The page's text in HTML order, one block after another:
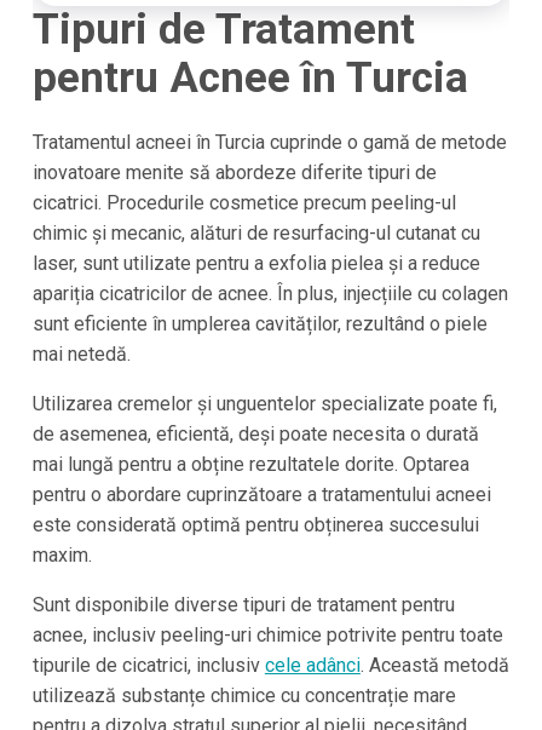
Tipuri de Tratament
pentru Acnee în Turcia
Tratamentul acneei în Turcia cuprinde o gamă de metode
inovatoare menite să abordeze diferite tipuri de
cicatrici. Procedurile cosmetice precum peeling-ul
chimic și mecanic, alături de resurfacing-ul cutanat cu
laser, sunt utilizate pentru a exfolia pielea și a reduce
apariția cicatricilor de acnee. În plus, injecțiile cu colagen
sunt eficiente în umplerea cavităților, rezultând o piele
mai netedă.
Utilizarea cremelor și unguentelor specializate poate fi,
de asemenea, eficientă, deși poate necesita o durată
mai lungă pentru a obține rezultatele dorite. Optarea
pentru o abordare cuprinzătoare a tratamentului acneei
este considerată optimă pentru obținerea succesului
maxim.
Sunt disponibile diverse tipuri de tratament pentru
acnee, inclusiv peeling-uri chimice potrivite pentru toate
tipurile de cicatrici, inclusiv cele adânci. Această metodă
utilizează substanțe chimice cu concentrație mare